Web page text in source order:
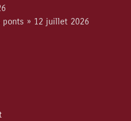
» 12 juillet 2026